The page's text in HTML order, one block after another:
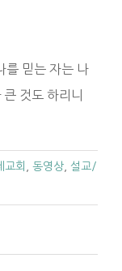
를 믿는 자는 나
것도 하리니
교회 동영상
설교/